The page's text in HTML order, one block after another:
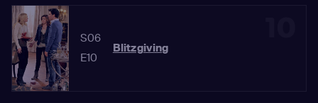
S06
E10
Blitzgiving